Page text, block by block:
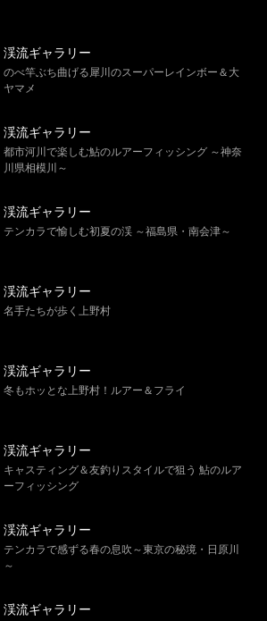
渓流ギャラリー
のべ竿ぶち曲げる犀川のスーパーレインボー＆大
ヤマメ
渓流ギャラリー
都市河川で楽しむ鮎のルアーフィッシング ～神奈
川県相模川～
渓流ギャラリー
テンカラで愉しむ初夏の渓 ～福島県・南会津～
渓流ギャラリー
名手たちが歩く上野村
渓流ギャラリー
冬もホッとな上野村！ルアー＆フライ
渓流ギャラリー
キャスティング＆友釣りスタイルで狙う 鮎のルア
ーフィッシング
渓流ギャラリー
テンカラで感ずる春の息吹～東京の秘境・日原川
～
渓流ギャラリー